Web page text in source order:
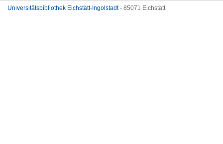
Universitätsbibliothek Eichstätt-Ingolstadt- 85071 Eichstätt